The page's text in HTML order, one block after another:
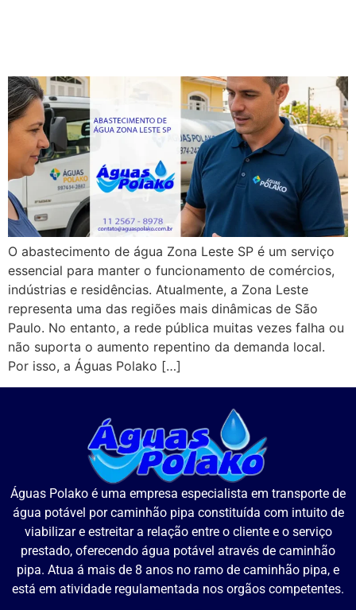
O abastecimento de água Zona Leste SP é um serviço
essencial para manter o funcionamento de comércios,
indústrias e residências. Atualmente, a Zona Leste
representa uma das regiões mais dinâmicas de São
Paulo. No entanto, a rede pública muitas vezes falha ou
não suporta o aumento repentino da demanda local.
Por isso, a Águas Polako […]
Águas Polako é uma empresa especialista em transporte de
água potável por caminhão pipa constituída com intuito de
viabilizar e estreitar a relação entre o cliente e o serviço
prestado, oferecendo água potável através de caminhão
pipa. Atua á mais de 8 anos no ramo de caminhão pipa, e
está em atividade regulamentada nos orgãos competentes.